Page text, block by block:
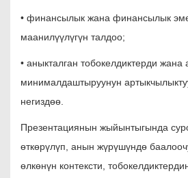
• финансылык жана финансылык
маанилүүлүгүн талдоо;
• аныкталган тобокелдиктерди жана
минималдаштыруунун
негиздөө.
Презентациянын жыйынтыгында
өткөрүлүп, анын жүрүшүндө
өлкөнүн контексти,